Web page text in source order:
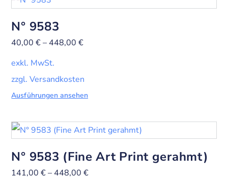
N° 9583
40,00€– 448,00€
exkl. MwSt.
zzgl. Versandkosten
Ausführungen ansehen
N° 9583 (Fine Art Print gerahmt)
141,00€– 448,00€